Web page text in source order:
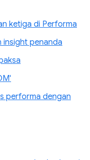
ketiga di Performa
insight penanda
performa dengan